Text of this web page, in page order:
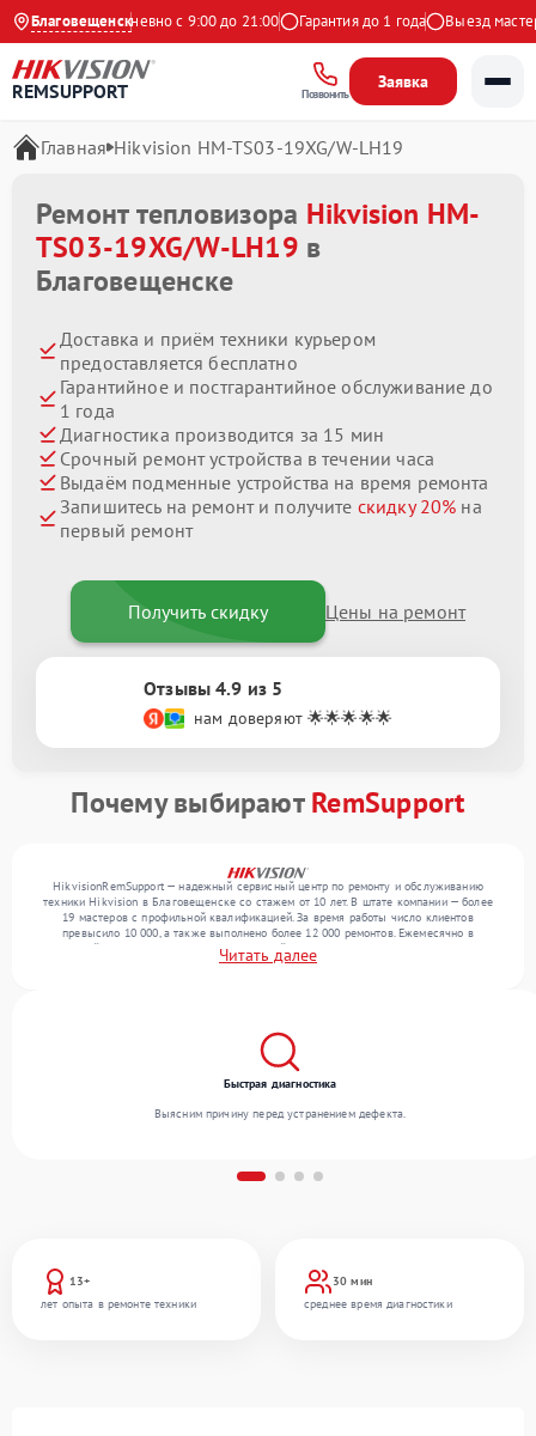
Благовещенск
Ежедневно с 9:00 до 21:00 Гарантия до 1 года Выезд мастера
REMSUPPORT Позвонить
Заявка
Главная Hikvision HM-TS03-19XG/W-LH19
Ремонт тепловизора Hikvision HM-
TS03-19XG/W-LH19 в
Благовещенске
Доставка и приём техники курьером
предоставляется бесплатно
Гарантийное и постгарантийное обслуживание до
1 года
Диагностика производится за 15 мин
Срочный ремонт устройства в течении часа
Выдаём подменные устройства на время ремонта
Запишитесь на ремонт и получите скидку 20% на
первый ремонт
Получить скидку Цены на ремонт
Отзывы 4.9 из 5
нам доверяют 🌟🌟🌟🌟🌟
Почему выбираютRemSupport
HikvisionRemSupport — надежный сервисный центр по ремонту и обслуживанию
техники Hikvision в Благовещенске со стажем от 10 лет. В штате компании — более
19 мастеров с профильной квалификацией. За время работы число клиентов
превысило 10 000, а также выполнено более 12 000 ремонтов. Ежемесячно в
сервисный центр поступает более 300 устройств, включая , , . Мы беремся за задачи
любой сложности и обеспечиваем надежный результат благодаря квалификации
Читать далее
13+
лет опыта в ремонте техники
30 мин
среднее время диагностики
Быстрая диагностика
Выясним причину перед устранением дефекта.